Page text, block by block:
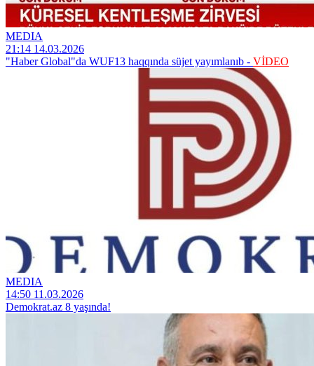
MEDIA
21:14 14.03.2026
"Haber Global"da WUF13 haqqında süjet yayımlanıb - VİDEO
MEDIA
14:50 11.03.2026
Demokrat.az 8 yaşında!